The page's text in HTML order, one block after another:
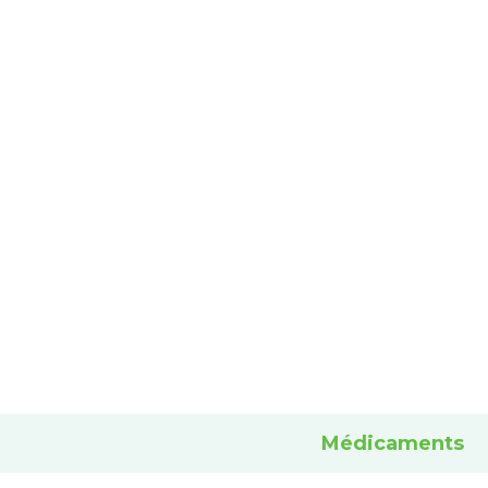
Médicaments